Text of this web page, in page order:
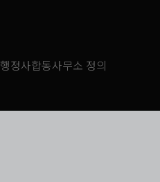
행정사합동사무소 정의